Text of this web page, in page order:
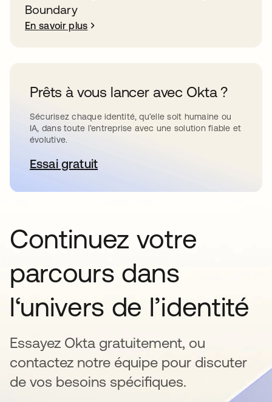
Boundary
En savoir plus
Prêts à vous lancer avec Okta ?
Sécurisez chaque identité, qu’elle soit humaine ou
IA, dans toute l’entreprise avec une solution fiable et
évolutive.
Essai gratuits’ouvre dans un nouvel onglet
Continuez votre
parcours dans
l‘univers de l’identité
Essayez Okta gratuitement, ou
contactez notre équipe pour discuter
de vos besoins spécifiques.